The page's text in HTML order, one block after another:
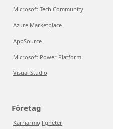
Microsoft Tech Community
Azure Marketplace
AppSource
Microsoft Power Platform
Visual Studio
Företag
Karriärmöjligheter